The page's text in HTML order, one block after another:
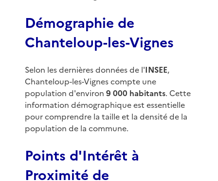
Démographie de
Chanteloup-les-Vignes
Selon les dernières données de l'INSEE,
Chanteloup-les-Vignes compte une
population d'environ 9 000 habitants. Cette
information démographique est essentielle
pour comprendre la taille et la densité de la
population de la commune.
Points d'Intérêt à
Proximité de